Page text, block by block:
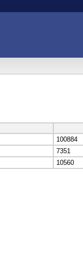
100884
7351
10560